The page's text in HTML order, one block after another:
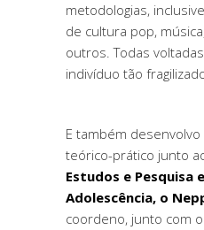
metodologias,
de cultura pop,
outros. Todas
indivíduo tão
E também
teórico-prático junto
Estudos e Pesquisa
Adolescência, o
coordeno, junto com